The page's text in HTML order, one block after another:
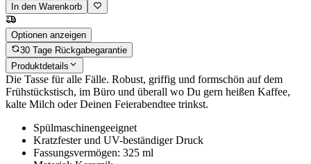
In den Warenkorb
Optionen anzeigen
30 Tage Rückgabegarantie
Produktdetails
Die Tasse für alle Fälle. Robust, griffig und formschön auf dem
Frühstückstisch, im Büro und überall wo Du gern heißen Kaffee,
kalte Milch oder Deinen Feierabendtee trinkst.
Spülmaschinengeeignet
Kratzfester und UV-beständiger Druck
Fassungsvermögen: 325 ml